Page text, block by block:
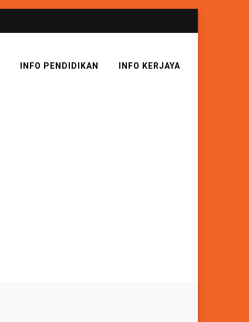
INFO PENDIDIKAN INFO KERJAYA